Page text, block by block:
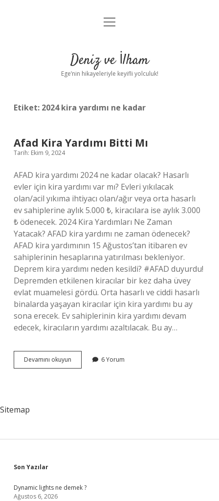
Anasayfa
Yasal Uyarı
menüyü
Deniz ve İlham
Ege’nin hikayeleriyle keyifli yolculuk!
Etiket: 2024 kira yardımı ne kadar
Afad Kira Yardımı Bitti Mı
Tarih: Ekim 9, 2024
AFAD kira yardımı 2024 ne kadar olacak? Hasarlı
evler için kira yardımı var mı? Evleri yıkılacak
olan/acil yıkıma ihtiyacı olan/ağır veya orta hasarlı
ev sahiplerine aylık 5.000 ₺, kiracılara ise aylık 3.000
₺ ödenecek. 2024 Kira Yardımları Ne Zaman
Yatacak? AFAD kira yardımı ne zaman ödenecek?
AFAD kira yardımının 15 Ağustos’tan itibaren ev
sahiplerinin hesaplarına yatırılması bekleniyor.
Deprem kira yardımı neden kesildi? #AFAD duyurdu!
Depremden etkilenen kiracılar bir kez daha üvey
evlat muamelesi gördü. Orta hasarlı ve ciddi hasarlı
binalarda yaşayan kiracılar için kira yardımı bu ay
sona erecek. Ev sahiplerinin kira yardımı devam
edecek, kiracıların yardımı azaltılacak. Bu ay…
Devamını okuyun
Kira
6 Yorum
Sitemap
Sidebar
Son Yazılar
Dynamic lights ne demek ?
Ağustos 6, 2026